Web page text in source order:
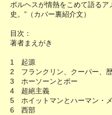
ボルヘスが情熱をこめて語る
史。”（カバー裏紹介文）
目次：
著者まえがき
1 起源
2 フランクリン、クーパー、
3 ホーソーンとポー
4 超絕主義
5 ホイットマンとハーマン・
6 西部